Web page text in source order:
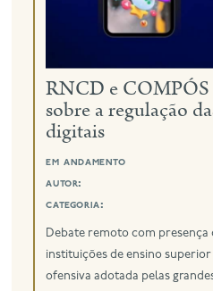
RNCD e
sobre a regulação
digitais
em andamento
autor:
categoria:
Debate remoto com presença
instituições de ensino
ofensiva adotada pelas